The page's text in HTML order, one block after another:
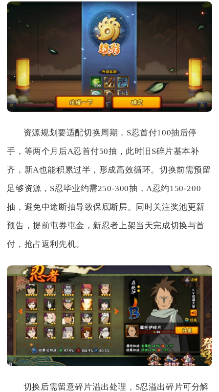
资源规划要适配切换周期，S忍首付100抽后停
手，等两个月后A忍首付50抽，此时旧S碎片基本补
齐，新A也能积累过半，形成高效循环。切换前需预留
足够资源，S忍毕业约需250-300抽，A忍约150-200
抽，避免中途断抽导致保底断层。同时关注奖池更新
预告，提前屯券屯金，新忍者上架当天完成切换与首
付，抢占返利先机。
切换后需留意碎片溢出处理，S忍溢出碎片可分解